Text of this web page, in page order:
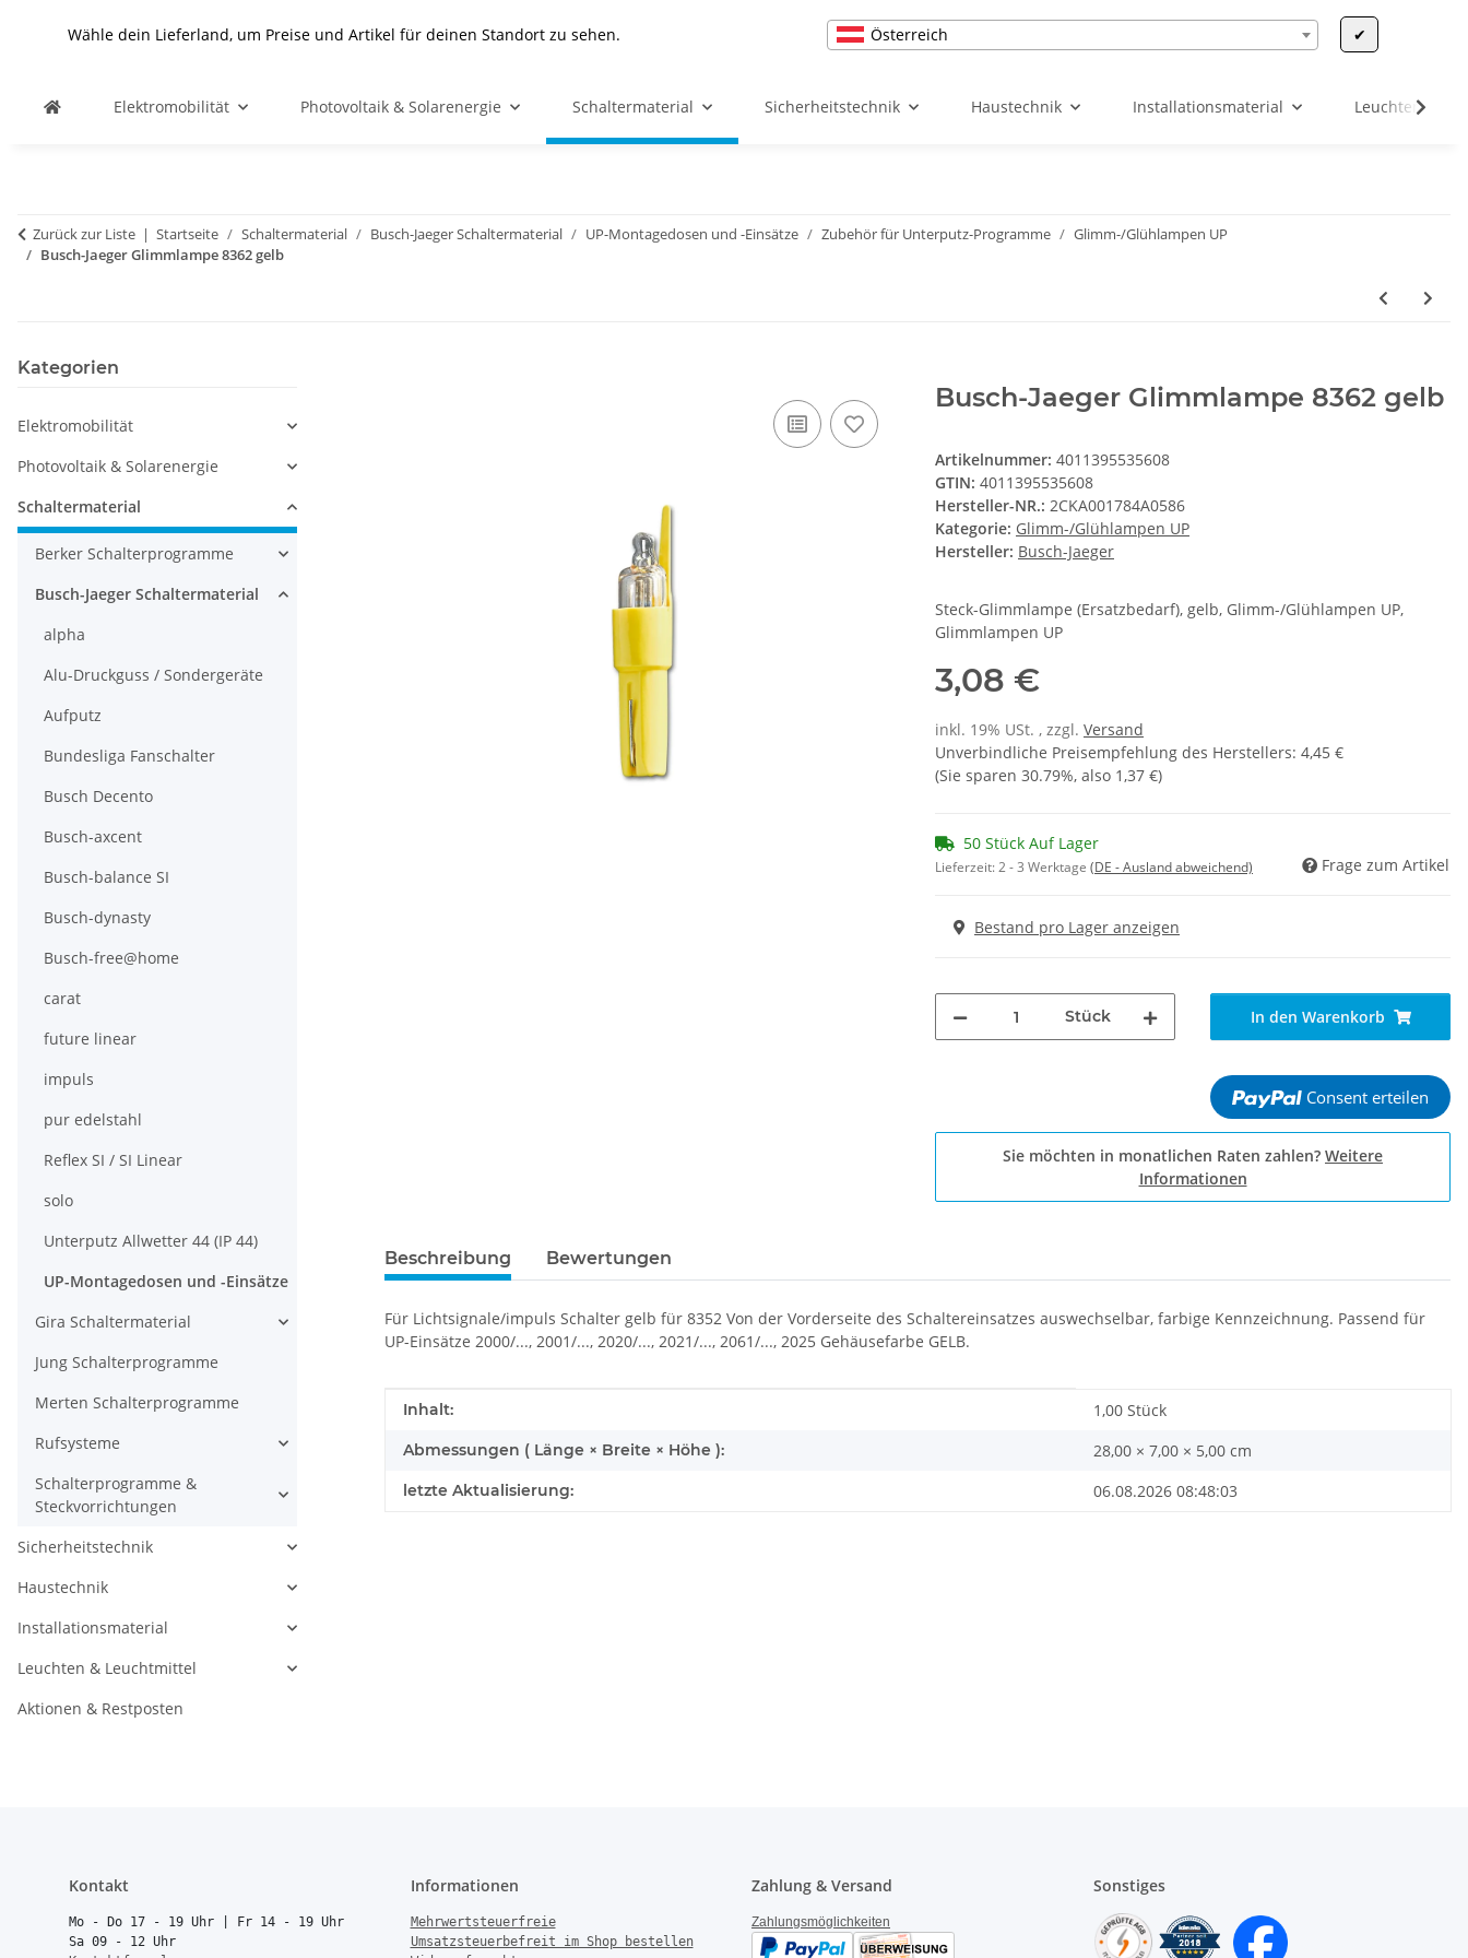
Wähle dein Lieferland, um Preise und Artikel für deinen Standort zu sehen. Österreich ✔
Elektromobilität Photovoltaik & Solarenergie Schaltermaterial Sicherheitstechnik Haustechnik Installationsmaterial Leuchten &
Zurück zur Liste Startseite Schaltermaterial Busch-Jaeger Schaltermaterial UP-Montagedosen und -Einsätze Zubehör für Unterputz-Programme
Glimm-/Glühlampen UP
Busch-Jaeger Glimmlampe 8362 gelb
Busch-Jaeger Glimmlampe 8362 gelb
Artikelnummer: 4011395535608
GTIN: 4011395535608
Hersteller-NR.: 2CKA001784A0586
Kategorie: Glimm-/Glühlampen UP
Hersteller: Busch-Jaeger
Steck-Glimmlampe (Ersatzbedarf), gelb, Glimm-/Glühlampen UP,
Glimmlampen UP
3,08 €
inkl. 19% USt. , zzgl. Versand
Unverbindliche Preisempfehlung des Herstellers: 4,45 €
(Sie sparen 30.79%, also 1,37 €)
50 Stück Auf Lager
Lieferzeit:2 - 3 Werktage (DE - Ausland abweichend) Frage zum Artikel
Bestand pro Lager anzeigen
Stück In den Warenkorb
Consent erteilen
Sie möchten in monatlichen Raten zahlen? Weitere
Informationen
Beschreibung Bewertungen
Für Lichtsignale/impuls Schalter gelb für 8352 Von der Vorderseite des Schaltereinsatzes auswechselbar, farbige Kennzeichnung. Passend für
UP-Einsätze 2000/..., 2001/..., 2020/..., 2021/..., 2061/..., 2025 Gehäusefarbe GELB.
Produkteigenschaft
Wert
Inhalt: 1,00 Stück
Abmessungen ( Länge × Breite × Höhe ): 28,00 × 7,00 × 5,00 cm
letzte Aktualisierung: 06.08.2026 08:48:03
Kategorien
Elektromobilität
Photovoltaik & Solarenergie
Schaltermaterial
Berker Schalterprogramme
Busch-Jaeger Schaltermaterial
alpha
Alu-Druckguss / Sondergeräte
Aufputz
Bundesliga Fanschalter
Busch Decento
Busch-axcent
Busch-balance SI
Busch-dynasty
Busch-free@home
carat
future linear
impuls
pur edelstahl
Reflex SI / SI Linear
solo
Unterputz Allwetter 44 (IP 44)
UP-Montagedosen und -Einsätze
Gira Schaltermaterial
Jung Schalterprogramme
Merten Schalterprogramme
Rufsysteme
Schalterprogramme &
Steckvorrichtungen
Sicherheitstechnik
Haustechnik
Installationsmaterial
Leuchten & Leuchtmittel
Aktionen & Restposten
Kontakt
Mo - Do 17 - 19 Uhr | Fr 14 - 19 Uhr
Sa 09 - 12 Uhr
Informationen
Mehrwertsteuerfreie
Umsatzsteuerbefreit im Shop bestellen
Zahlung & Versand
Zahlungsmöglichkeiten
Sonstiges